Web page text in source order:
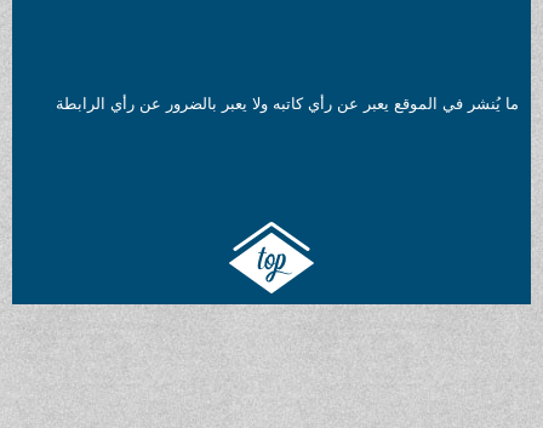
ما يُنشر في الموقع يعبر عن رأي كاتبه ولا يعبر بالضرور عن رأي الرابطة